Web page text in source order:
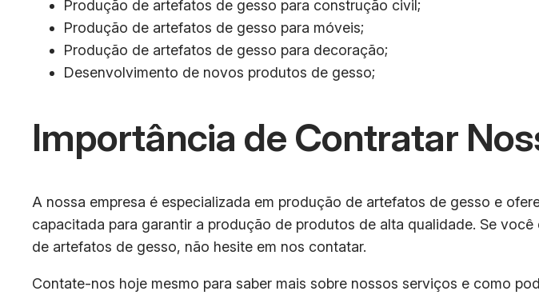
Produção de artefatos de gesso para construção civil;
Produção de artefatos de gesso para móveis;
Produção de artefatos de gesso para decoração;
Desenvolvimento de novos produtos de gesso;
Importância de Contratar
A nossa empresa é especializada em produção de artefatos de gesso e
capacitada para garantir a produção de produtos de alta qualidade. Se
de artefatos de gesso, não hesite em nos contatar.
Contate-nos hoje mesmo para saber mais sobre nossos serviços e como